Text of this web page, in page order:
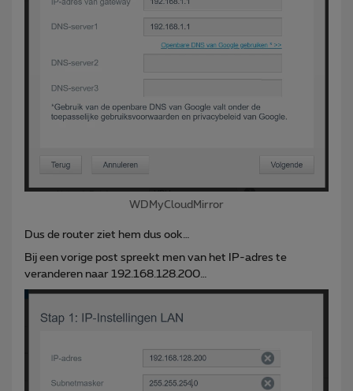
WDMyCloudMirror
Dus de router ziet hem dus ook…
Bij een vorige post spreekt men van het IP-adres te
veranderen naar 192.168.128.200…